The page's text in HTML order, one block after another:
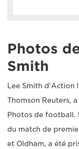
Photos
Smith
Lee Smith d'Action
Thomson Reuters,
Photos de football.
du match de
et Oldham, a été